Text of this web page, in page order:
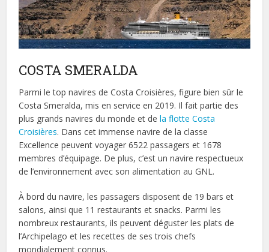
COSTA SMERALDA
Parmi le top navires de Costa Croisières, figure bien sûr le
Costa Smeralda, mis en service en 2019. Il fait partie des
plus grands navires du monde et dela flotte Costa
Croisières. Dans cet immense navire de la classe
Excellence peuvent voyager 6522 passagers et 1678
membres d’équipage. De plus, c’est un navire respectueux
de l’environnement avec son alimentation au GNL.
À bord du navire, les passagers disposent de 19 bars et
salons, ainsi que 11 restaurants et snacks. Parmi les
nombreux restaurants, ils peuvent déguster les plats de
l’Archipelago et les recettes de ses trois chefs
mondialement connus.